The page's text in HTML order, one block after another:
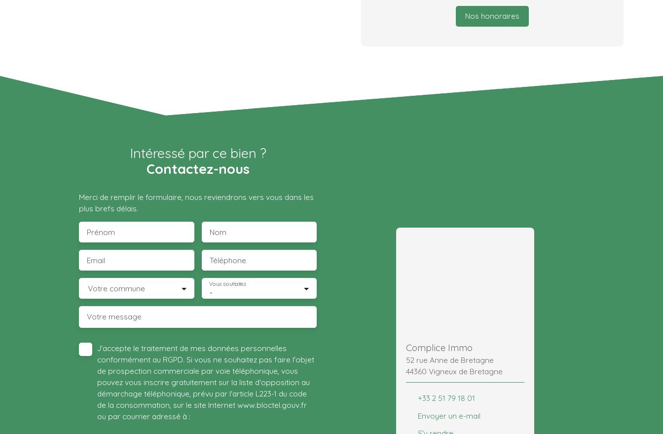
Nos honoraires
Intéressé par ce bien ?
Contactez-nous
Merci de remplir le formulaire, nous reviendrons vers vous dans les
plus brefs délais.
Prénom Nom
Email Téléphone
Votre commune -
Vous souhaitez
Votre message
J'accepte le traitement de mes données personnelles
conformément au RGPD. Si vous ne souhaitez pas faire l'objet
de prospection commerciale par voie téléphonique, vous
pouvez vous inscrire gratuitement sur la liste d'opposition au
démarchage téléphonique, prévu par l'article L223-1 du code
de la consommation, sur le site Internet www.bloctel.gouv.fr
ou par courrier adressé à :
Complice Immo
52 rue Anne de Bretagne
44360 Vigneux de Bretagne
+33 2 51 79 18 01
Envoyer un e-mail